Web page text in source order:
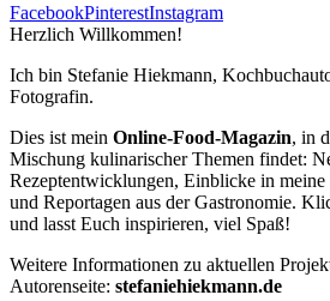
FacebookPinterestInstagram
Herzlich Willkommen!
Ich bin Stefanie Hiekmann,
Fotografin.
Dies ist mein Online-Food-Magazin, in
Mischung kulinarischer Themen findet:
Rezeptentwicklungen, Einblicke in meine
und Reportagen aus der Gastronomie.
und lasst Euch inspirieren, viel Spaß!
Weitere Informationen zu aktuellen
Autorenseite: stefaniehiekmann.de